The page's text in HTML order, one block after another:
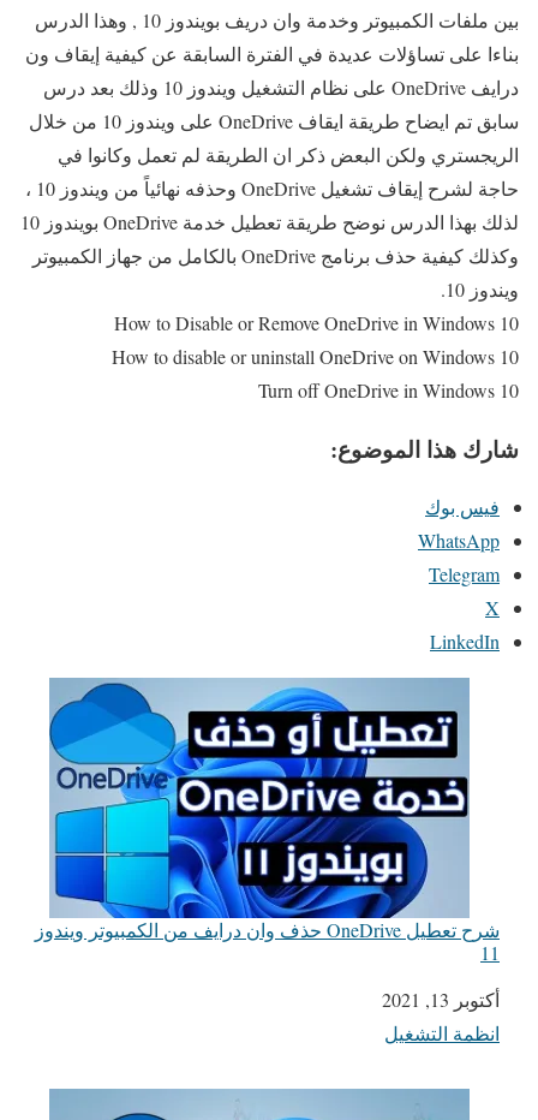
بين ملفات الكمبيوتر وخدمة وان دريف بويندوز 10 , وهذا الدرس
بناءا على تساؤلات عديدة في الفترة السابقة عن كيفية إيقاف ون
درايف OneDrive على نظام التشغيل ويندوز 10 وذلك بعد درس
سابق تم ايضاح طريقة ايقاف OneDrive على ويندوز 10 من خلال
الريجستري ولكن البعض ذكر ان الطريقة لم تعمل وكانوا في
حاجة لشرح إيقاف تشغيل OneDrive وحذفه نهائياً من ويندوز 10 ،
لذلك بهذا الدرس نوضح طريقة تعطيل خدمة OneDrive بويندوز 10
وكذلك كيفية حذف برنامج OneDrive بالكامل من جهاز الكمبيوتر
ويندوز 10.
How to Disable or Remove OneDrive in Windows 10
How to disable or uninstall OneDrive on Windows 10
Turn off OneDrive in Windows 10
شارك هذا الموضوع:
فيس بوك
WhatsApp
Telegram
X
LinkedIn
شرح تعطيل OneDrive حذف وان درايف من الكمبيوتر ويندوز
11
التاريخ
أكتوبر 13, 2021
في ما يتعلق بما يأتي
انظمة التشغيل